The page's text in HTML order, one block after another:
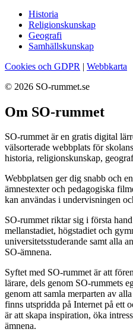
Historia
Religionskunskap
Geografi
Samhällskunskap
Cookies och GDPR | Webbkarta
© 2026 SO-rummet.se
Om SO-rummet
SO-rummet är en gratis digital
välsorterade webbplats för
historia, religionskunskap,
Webbplatsen ger dig snabb och
ämnestexter och pedagogiska
kan användas i undervisningen
SO-rummet riktar sig i första
mellanstadiet, högstadiet och
universitetsstuderande samt alla
SO-ämnena.
Syftet med SO-rummet är att
lärare, dels genom SO-rummets
genom att samla merparten av
finns utspridda på Internet på ett
är att skapa inspiration, öka
ämnena.